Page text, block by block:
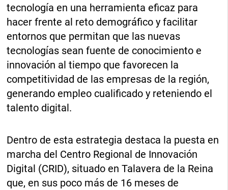
tecnología en una herramienta eficaz para
hacer frente al reto demográfico y facilitar
entornos que permitan que las nuevas
tecnologías sean fuente de conocimiento e
innovación al tiempo que favorecen la
competitividad de las empresas de la región,
generando empleo cualificado y reteniendo el
talento digital.
Dentro de esta estrategia destaca la puesta en
marcha del Centro Regional de Innovación
Digital (CRID), situado en Talavera de la Reina
que, en sus poco más de 16 meses de